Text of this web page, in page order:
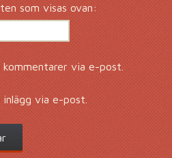
som visas ovan:
via e-post.
via e-post.